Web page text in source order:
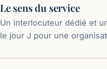
Le sens du service
Un interlocuteur dédié et
le jour J pour une